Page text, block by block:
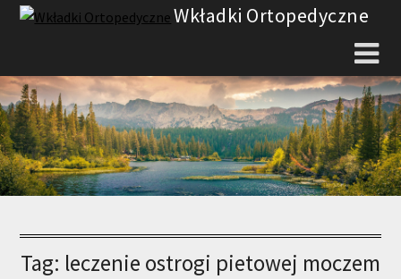
Skip
Wkładki Ortopedyczne
Tag: leczenie ostrogi pietowej moczem